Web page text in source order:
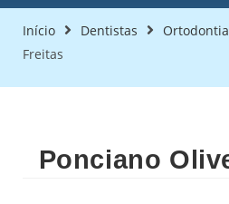
Início Dentistas Ortodontia
Freitas
Ponciano